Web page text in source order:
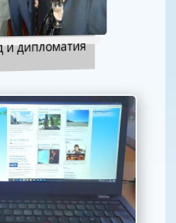
и дипломатия